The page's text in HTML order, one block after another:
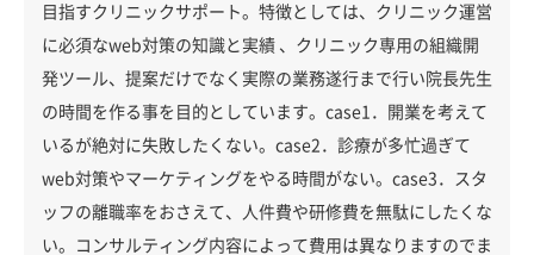
目指すクリニックサポート。特徴としては、クリニック運営
に必須なweb対策の知識と実績 、クリニック専用の組織開
発ツール、提案だけでなく実際の業務遂行まで行い院長先生
の時間を作る事を目的としています。case1．開業を考えて
いるが絶対に失敗したくない。case2．診療が多忙過ぎて
web対策やマーケティングをやる時間がない。case3．スタ
ッフの離職率をおさえて、人件費や研修費を無駄にしたくな
い。コンサルティング内容によって費用は異なりますのでま